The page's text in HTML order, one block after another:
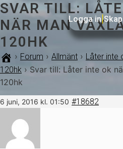
Logga in|
SVAR TILL:
NÄR MAN
120HK
› Forum › Allmänt › Låter inte
120hk › Svar till: Låter inte ok
120hk
6 juni, 2016 kl. 01:50 #18682